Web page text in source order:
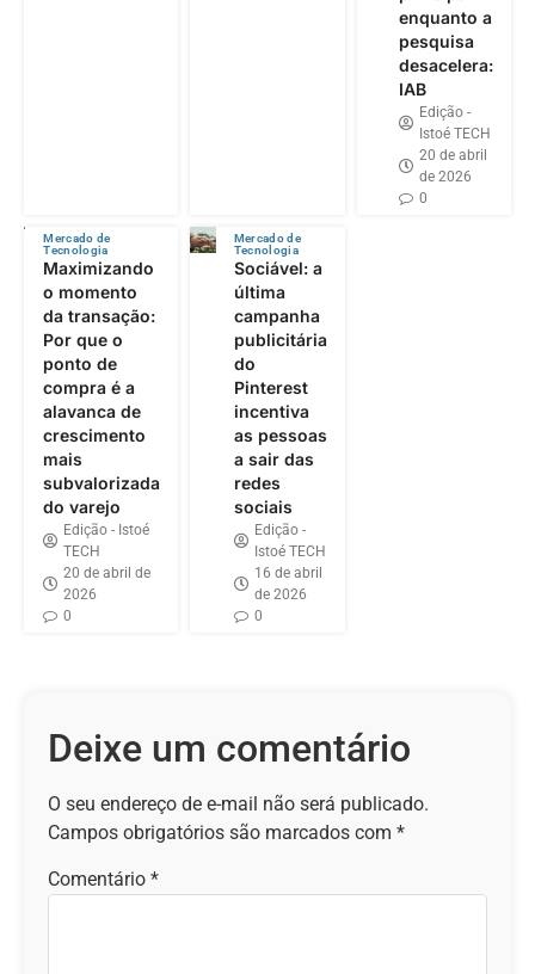
enquanto a
pesquisa
desacelera:
IAB
Edição -
Istoé TECH
20 de abril
de 2026
0
Mercado de
Tecnologia
Maximizando
o momento
da transação:
Por que o
ponto de
compra é a
alavanca de
crescimento
mais
subvalorizada
do varejo
Edição - Istoé
TECH
20 de abril de
2026
0
Mercado de
Tecnologia
Sociável: a
última
campanha
publicitária
do
Pinterest
incentiva
as pessoas
a sair das
redes
sociais
Edição -
Istoé TECH
16 de abril
de 2026
0
Deixe um comentário
O seu endereço de e-mail não será publicado.
Campos obrigatórios são marcados com *
Comentário *